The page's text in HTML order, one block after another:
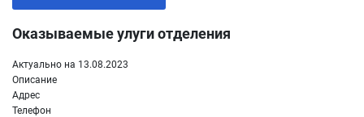
Оказываемые улуги отделения
Актуально на 13.08.2023
Описание
Адрес
Телефон